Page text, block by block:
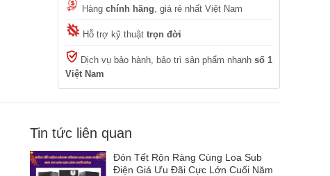
Hàng chính hãng, giá rẻ nhất Việt Nam
Hỗ trợ kỹ thuật trọn đời
Dịch vụ bảo hành, bảo trì sản phẩm nhanh số 1
Việt Nam
Tin tức liên quan
Đón Tết Rộn Ràng Cùng Loa Sub
Điện Giá Ưu Đãi Cực Lớn Cuối Năm